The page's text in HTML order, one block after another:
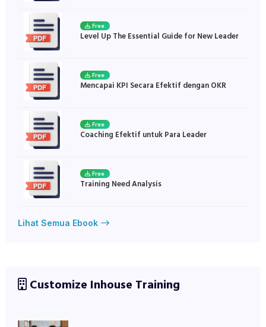
Free
Level Up The Essential Guide for New Leader
Free
Mencapai KPI Secara Efektif dengan OKR
Free
Coaching Efektif untuk Para Leader
Free
Training Need Analysis
Lihat Semua Ebook
Customize Inhouse Training